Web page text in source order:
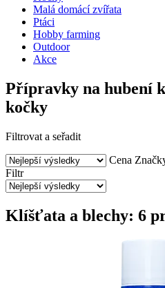
Malá domácí zvířata
Ptáci
Hobby farming
Outdoor
Akce
Přípravky na hubení
kočky
Filtrovat a seřadit
Cena
Filtr
Klíšťata a blechy: 6